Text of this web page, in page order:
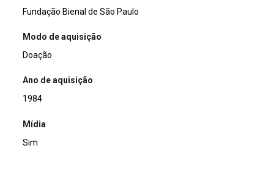
Fundação Bienal de São Paulo
Modo de aquisição
Doação
Ano de aquisição
1984
Mídia
Sim